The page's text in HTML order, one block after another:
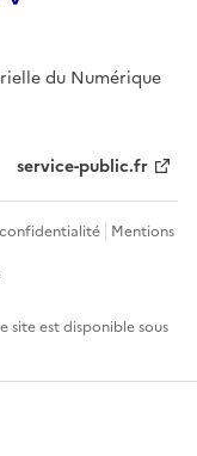
du Numérique
service-public.fr
Mentions
site est disponible sous